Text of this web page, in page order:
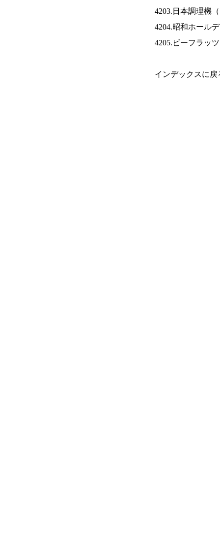
4203.日本調理機（
4204.昭和ホール
4205.ビーフラッ
インデックスに戻